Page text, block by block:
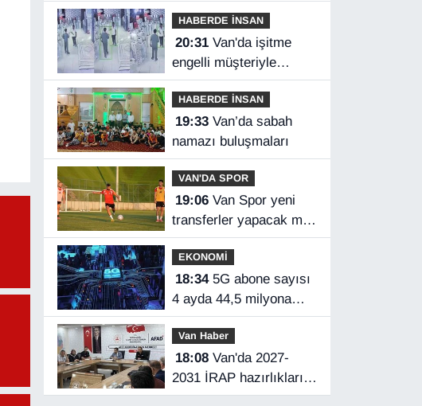
zorluyor
HABERDE İNSAN
20:31Van'da işitme
engelli müşteriyle
halaylı pazarlık
gülümsetti
HABERDE İNSAN
19:33Van’da sabah
namazı buluşmaları
VAN'DA SPOR
19:06Van Spor yeni
transferler yapacak mı?
Başkan Özgür İreç İlhan
açıkladı
EKONOMİ
18:345G abone sayısı
4 ayda 44,5 milyona
ulaştı
Van Haber
18:08Van'da 2027-
2031 İRAP hazırlıkları
başladı